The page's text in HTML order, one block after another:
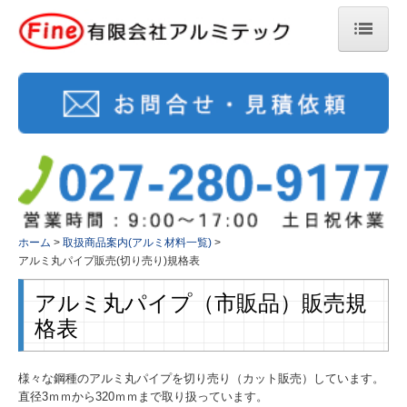
ホーム
会社案内
環境対策
アルミ加工品製作
出荷時の梱包方法について
自社製品案内(アルミ配管継手)
取扱商品案内(アルミ材料一覧)
お問合せ・見積もり依頼
ホーム
取扱商品案内(アルミ材料一覧)
アルミ丸パイプ販売(切り売り)規格表
アルミ丸パイプ（市販品）販売規
格表
様々な鋼種のアルミ丸パイプを切り売り（カット販売）しています。
直径3ｍｍから320ｍｍまで取り扱っています。